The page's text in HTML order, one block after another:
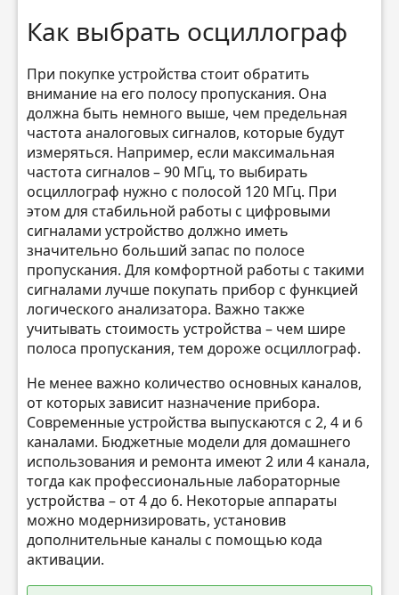
Как выбрать осциллограф
При покупке устройства стоит обратить
внимание на его полосу пропускания. Она
должна быть немного выше, чем предельная
частота аналоговых сигналов, которые будут
измеряться. Например, если максимальная
частота сигналов – 90 МГц, то выбирать
осциллограф нужно с полосой 120 МГц. При
этом для стабильной работы с цифровыми
сигналами устройство должно иметь
значительно больший запас по полосе
пропускания. Для комфортной работы с такими
сигналами лучше покупать прибор с функцией
логического анализатора. Важно также
учитывать стоимость устройства – чем шире
полоса пропускания, тем дороже осциллограф.
Не менее важно количество основных каналов,
от которых зависит назначение прибора.
Современные устройства выпускаются с 2, 4 и 6
каналами. Бюджетные модели для домашнего
использования и ремонта имеют 2 или 4 канала,
тогда как профессиональные лабораторные
устройства – от 4 до 6. Некоторые аппараты
можно модернизировать, установив
дополнительные каналы с помощью кода
активации.